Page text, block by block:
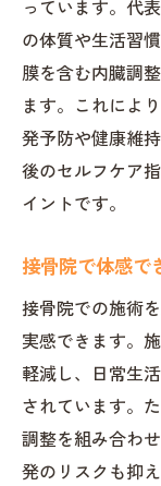
っています。代
の体質や生活習
膜を含む内臓調
ます。これによ
発予防や健康維
後のセルフケア
イントです。
接骨院で体感で
接骨院での施術
実感できます。
軽減し、日常生
されています。
調整を組み合わ
発のリスクも抑